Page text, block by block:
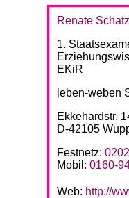
Renate Schatz
1.
EKiR
leben-weben
Ekkehardstr.
D-42105
Festnetz:
Mobil: 0160-
Web: http://